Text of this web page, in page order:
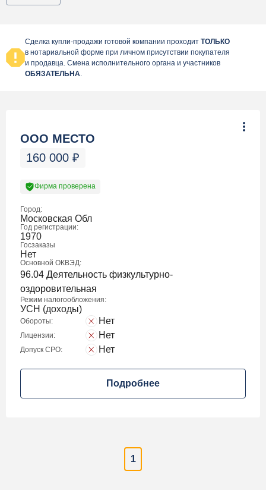
Сделка купли-продажи готовой компании проходит ТОЛЬКО
в нотариальной форме при личном присутствии покупателя
и продавца. Смена исполнительного органа и участников
ОБЯЗАТЕЛЬНА
ООО МЕСТО
160 000 ₽
Фирма проверена
Город:
Московская Обл
Год регистрации:
1970
Госзаказы
Нет
Основной ОКВЭД:
96.04 Деятельность физкультурно-
оздоровительная
Режим налогообложения:
УСН (доходы)
Обороты: Нет
Лицензии: Нет
Допуск СРО: Нет
Подробнее
1